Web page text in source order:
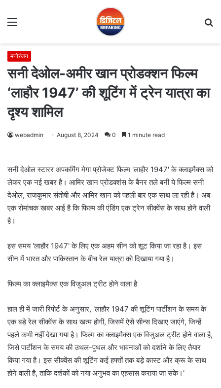
Menu
मनोरंजन
सनी देओल-अमीर खान प्रोडक्शन फिल्म
‘लाहौर 1947’ की शूटिंग में ट्रेन यात्रा का
दृश्य शामिल
webadmin August 8, 2024 0 1 minute read
सनी देओल स्टारर अपकमिंग मेगा प्रोजेक्ट फिल्म 'लाहौर 1947' के क्लाइमैक्स को
लेकर एक नई खबर है। आमिर खान प्रोडक्शंस के बैनर तले बनी ये फिल्म सनी
देओल, राजकुमार संतोषी और आमिर खान को पहली बार एक साथ ला रही है। अब
एक रोमांचक खबर आई है कि फिल्म की एंडिंग एक ट्रेन सीक्वेंस के साथ होने वाली
है।
इस समय 'लाहौर 1947' के लिए एक अहम सीन को शूट किया जा रहा है। इस
सीन में भारत और पाकिस्तान के बीच रेल यात्रा को दिखाया गया है।
फिल्म का क्लाइमैक्स एक विजुअल ट्रीट होने वाला है
हाल ही में जारी रिपोर्ट के अनुसार, 'लाहौर 1947 की शूटिंग पार्टीशन के समय के
एक बड़े रेल सीक्वेंस के साथ खत्म होगी, जिसमें ऐसे सीन्स दिखाए जाएंगे, जिन्हें
पहले कभी नहीं देखा गया है। फिल्म का क्लाइमैक्स एक विजुअल ट्रीट होने वाला है,
जिसे पार्टीशन के समय की उथल-पुथल और भावनाओं को दर्शाने के लिए तैयार
किया गया है। इस सीक्वेंस की शूटिंग कई हफ्तों तक बड़े कास्ट और क्रू के साथ
होने वाली है, ताकि दर्शकों को नया अनुभव का एहसास कराया जा सके।'